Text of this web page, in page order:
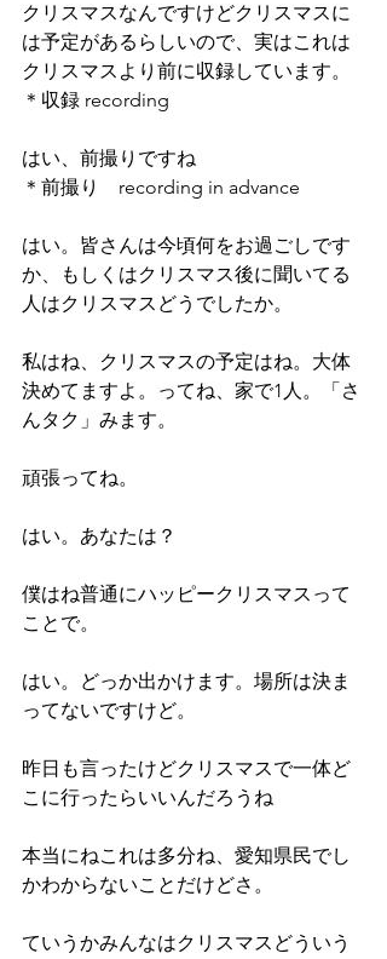
クリスマスなんですけどクリスマスに
は予定があるらしいので、実はこれは
クリスマスより前に収録しています。
＊収録 recording
はい、前撮りですね
＊前撮り　recording in advance
はい。皆さんは今頃何をお過ごしです
か、もしくはクリスマス後に聞いてる
人はクリスマスどうでしたか。
私はね、クリスマスの予定はね。大体
決めてますよ。ってね、家で1人。「さ
んタク」みます。
頑張ってね。
はい。あなたは？
僕はね普通にハッピークリスマスって
ことで。
はい。どっか出かけます。場所は決ま
ってないですけど。
昨日も言ったけどクリスマスで一体ど
こに行ったらいいんだろうね
本当にねこれは多分ね、愛知県民でし
かわからないことだけどさ。
ていうかみんなはクリスマスどういう